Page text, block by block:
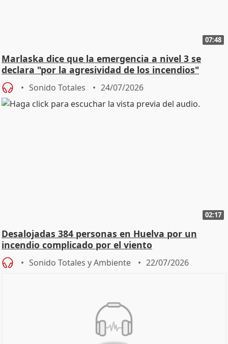
07:48
Marlaska dice que la emergencia a nivel 3 se
declara "por la agresividad de los incendios"
Sonido Totales 24/07/2026
02:17
Desalojadas 384 personas en Huelva por un
incendio complicado por el viento
Sonido Totales y Ambiente 22/07/2026